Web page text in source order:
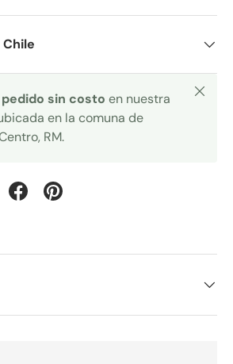
Chile
sin costo en nuestra
en la comuna de
RM.
Cerrar